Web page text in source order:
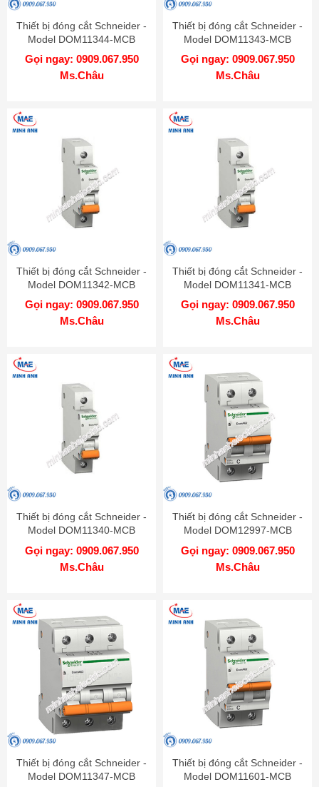
Thiết bị đóng cắt Schneider -
Model DOM11344-MCB
Gọi ngay: 0909.067.950
Ms.Châu
Thiết bị đóng cắt Schneider -
Model DOM11343-MCB
Gọi ngay: 0909.067.950
Ms.Châu
Thiết bị đóng cắt Schneider -
Model DOM11342-MCB
Gọi ngay: 0909.067.950
Ms.Châu
Thiết bị đóng cắt Schneider -
Model DOM11341-MCB
Gọi ngay: 0909.067.950
Ms.Châu
Thiết bị đóng cắt Schneider -
Model DOM11340-MCB
Gọi ngay: 0909.067.950
Ms.Châu
Thiết bị đóng cắt Schneider -
Model DOM12997-MCB
Gọi ngay: 0909.067.950
Ms.Châu
Thiết bị đóng cắt Schneider -
Model DOM11347-MCB
Thiết bị đóng cắt Schneider -
Model DOM11601-MCB